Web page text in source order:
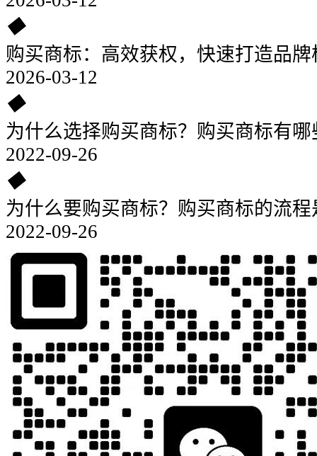
◆
购买商标：高效获权，快速打造品
2026-03-12
◆
为什么选择购买商标？购买商标有
2022-09-26
◆
为什么要购买商标？购买商标的流
2022-09-26